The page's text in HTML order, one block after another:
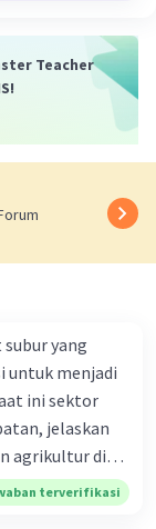
dalam
dalam waktu.
faktor kondisi
fenomena
ruang dan
Anda 🙂
Teacher
yang
untuk menjadi
ini sektor
jelaskan
agrikultur di
terverifikasi